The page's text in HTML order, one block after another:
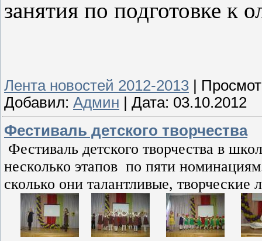
занятия по подготовке к
Лента новостей 2012-2013
Добавил: Админ Дата: 03.10.2012
Фестиваль детского творчества
Фестиваль детского творчества в
несколько этапов по пяти
сколько они талантливые,